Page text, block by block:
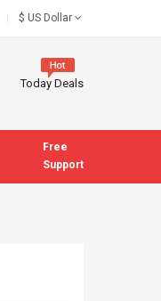
$ US Dollar
Today Deals
Free
Support